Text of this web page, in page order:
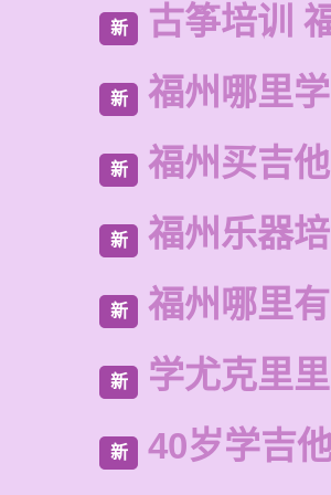
新 古筝培训
新 福州哪里
新 福州买吉
新 福州乐器
新 福州哪里
新 学尤克里
新 40岁学吉